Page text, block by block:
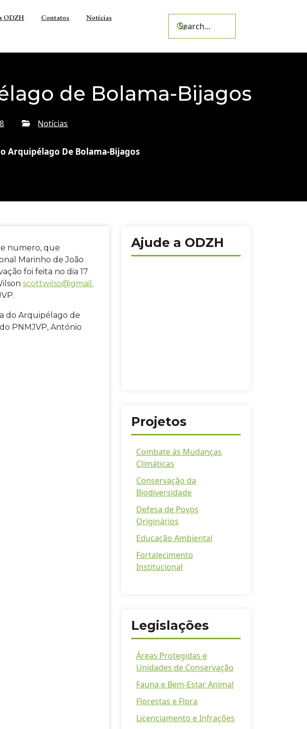
ODZH Contatos
Notícias
de Bolama-Bijagos
Notícias
Arquipélago De Bolama-Bijagos
numero, que
Marinho de João
foi feita no dia 17
scottwilso@gmail.
do Arquipélago de
PNMJVP, António
Ajude a ODZH
Projetos
Combate às Mudanças
Climáticas
Conservação da
Biodiversidade
Defesa de Povos
Originários
Educação Ambiental
Fortalecimento
Institucional
Legislações
Áreas Protegidas e
Unidades de Conservação
Fauna e Bem-Estar Animal
Florestas e Flora
Licenciamento e Infrações